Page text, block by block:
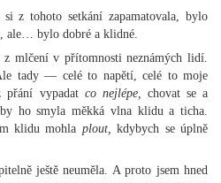
z tohoto setkání zapamatovala, bylo
ale… bylo dobré a klidné.
mlčení v přítomnosti neznámých lidí.
tady — celé to napětí, celé to moje
přání vypadat co nejlépe, chovat se a
ho smyla měkká vlna klidu a ticha.
klidu mohla plout, kdybych se úplně
ještě neuměla. A proto jsem hned